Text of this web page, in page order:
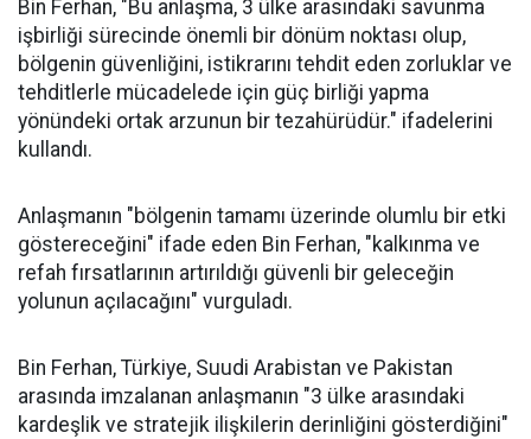
Bin Ferhan, "Bu anlaşma, 3 ülke arasındaki savunma
işbirliği sürecinde önemli bir dönüm noktası olup,
bölgenin güvenliğini, istikrarını tehdit eden zorluklar ve
tehditlerle mücadelede için güç birliği yapma
yönündeki ortak arzunun bir tezahürüdür." ifadelerini
kullandı.
Anlaşmanın "bölgenin tamamı üzerinde olumlu bir etki
göstereceğini" ifade eden Bin Ferhan, "kalkınma ve
refah fırsatlarının artırıldığı güvenli bir geleceğin
yolunun açılacağını" vurguladı.
Bin Ferhan, Türkiye, Suudi Arabistan ve Pakistan
arasında imzalanan anlaşmanın "3 ülke arasındaki
kardeşlik ve stratejik ilişkilerin derinliğini gösterdiğini"